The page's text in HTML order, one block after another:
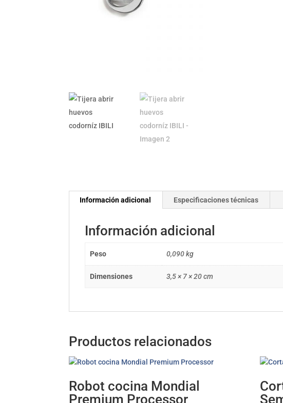
Información adicional Especificaciones técnicas
Información adicional
Peso 0,090 kg
Dimensiones 3,5 × 7 × 20 cm
Productos relacionados
Robot cocina Mondial
Premium Processor